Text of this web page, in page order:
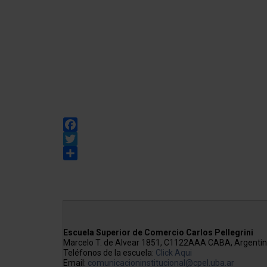
Facebook
Twitter
Escuela Superior de Comercio Carlos Pellegrini
Marcelo T. de Alvear 1851, C1122AAA CABA,
Teléfonos de la escuela: Click Aqui
Email: comunicacioninstitucional@cpel.uba.ar